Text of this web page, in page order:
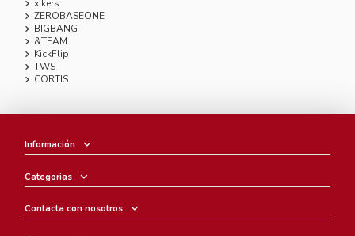
xikers
ZEROBASEONE
BIGBANG
&TEAM
KickFlip
TWS
CORTIS
Información
Categorias
Contacta con nosotros